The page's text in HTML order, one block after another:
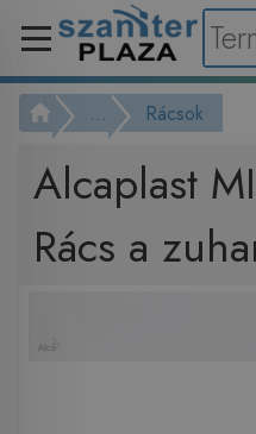
... Rácsok
Alcaplast
Rács a